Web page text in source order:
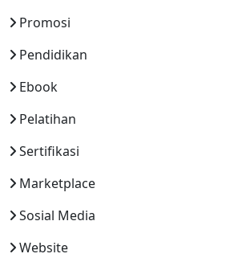
Promosi
Pendidikan
Ebook
Pelatihan
Sertifikasi
Marketplace
Sosial Media
Website